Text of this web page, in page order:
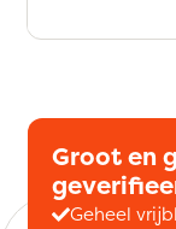
Groot en
Geheel